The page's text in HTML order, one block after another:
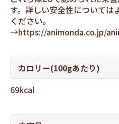
す。詳しい安全性について
ください。
→https://animonda.co.jp/
カロリー(100gあたり)
69kcal